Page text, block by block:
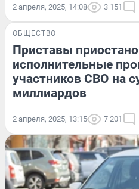
2 апреля, 2025, 14:08 3 151
ОБЩЕСТВО
Приставы
исполнительные
участников СВО на
миллиардов
2 апреля, 2025, 13:15 7 201